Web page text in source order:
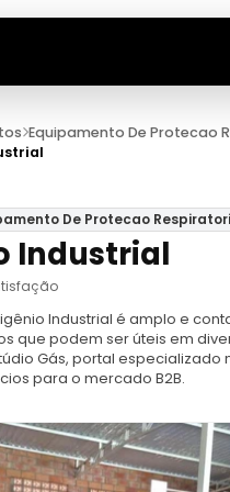
De Protecao Respiratoria
Para Espaço
Proteção Respiratória
Respiravel
Respirável Drager
100 Litros
Anuncie
Equipamento De Protecao
De Protecao
Industrial
Industrial é amplo e
que podem ser úteis em
Gás, portal especializado
para o mercado B2B.